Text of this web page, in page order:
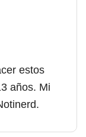
estos
años. Mi